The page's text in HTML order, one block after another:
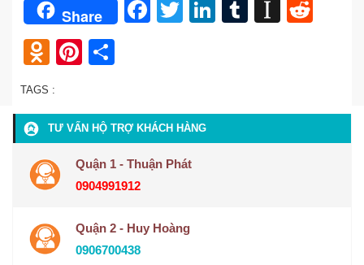
Share Facebook
TwitterLinkedIn
Tumblr
Odnoklassniki
Pinterest
TAGS :
TƯ VẤN HỘ TRỢ KHÁCH HÀNG
Quận 1 - Thuận Phát
0904991912
Quận 2 - Huy Hoàng
0906700438